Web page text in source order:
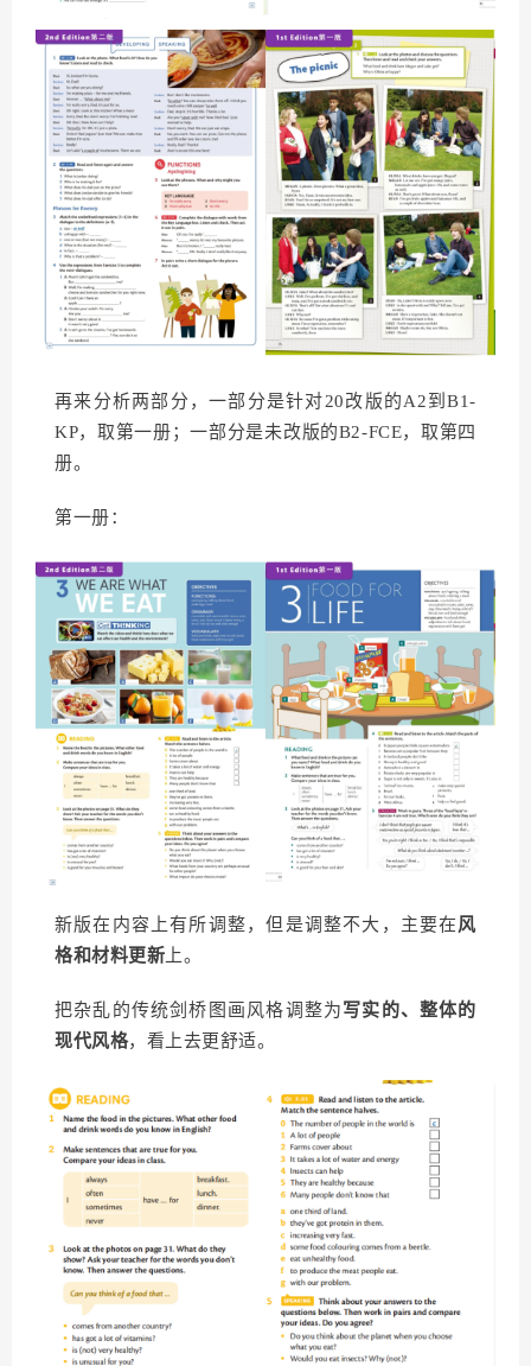
再来分析两部分，一部分是针对20改版的A2到B1-
KP，取第一册；一部分是未改版的B2-FCE，取第四
册。
第一册：
新版在内容上有所调整，但是调整不大，主要在风
格和材料更新 上。
把杂乱的传统剑桥图画风格调整为写实的、整体的
现代风格，看上去更舒适。